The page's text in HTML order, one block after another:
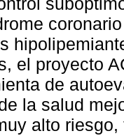
el proyecto
de
la salud
alto